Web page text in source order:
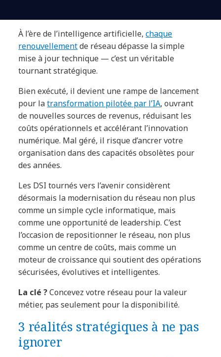
À l’ère de l’intelligence artificielle,chaque
renouvellementde réseau dépasse la simple
mise à jour technique — c’est un véritable
tournant stratégique.
Bien exécuté, il devient une rampe de lancement
pour latransformation pilotée par l’IA, ouvrant
de nouvelles sources de revenus, réduisant les
coûts opérationnels et accélérant l’innovation
numérique. Mal géré, il risque d’ancrer votre
organisation dans des capacités obsolètes pour
des années.
Les DSI tournés vers l’avenir considèrent
désormais la modernisation du réseau non plus
comme un simple cycle informatique, mais
comme une opportunité de leadership. C’est
l’occasion de repositionner le réseau, non plus
comme un centre de coûts, mais comme un
moteur de croissance qui soutient des opérations
sécurisées, évolutives et intelligentes.
La clé ?Concevez votre réseau pour la valeur
métier, pas seulement pour la disponibilité.
3 réalités stratégiques à ne pas
ignorer